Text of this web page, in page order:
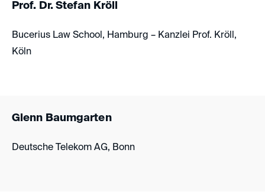
Prof. Dr. Stefan Kröll
Bucerius Law School, Hamburg – Kanzlei Prof. Kröll,
Köln
Glenn Baumgarten
Deutsche Telekom AG, Bonn